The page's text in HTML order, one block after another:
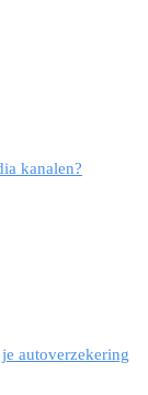
kanalen?
autoverzekering